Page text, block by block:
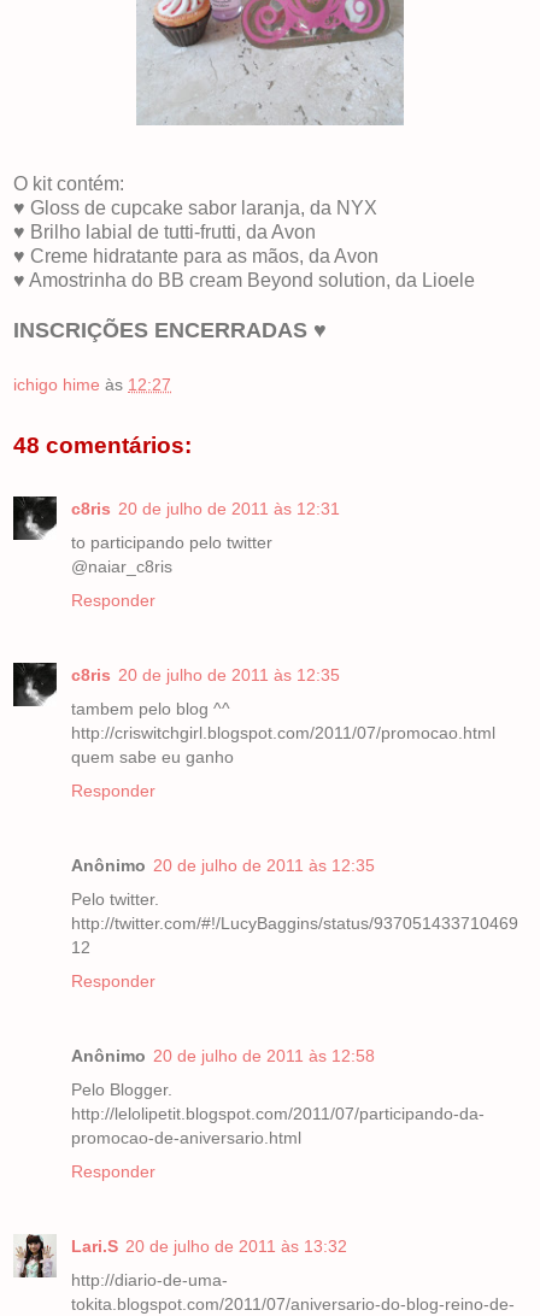
O kit contém:
♥ Gloss de cupcake sabor laranja, da NYX
♥ Brilho labial de tutti-frutti, da Avon
♥ Creme hidratante para as mãos, da Avon
♥ Amostrinha do BB cream Beyond solution, da Lioele
INSCRIÇÕES ENCERRADAS ♥
ichigo hime às 12:27
48 comentários:
c8ris 20 de julho de 2011 às 12:31
to participando pelo twitter
@naiar_c8ris
Responder
c8ris 20 de julho de 2011 às 12:35
tambem pelo blog ^^
http://criswitchgirl.blogspot.com/2011/07/promocao.html
quem sabe eu ganho
Responder
Anônimo 20 de julho de 2011 às 12:35
Pelo twitter.
http://twitter.com/#!/LucyBaggins/status/937051433710469
12
Responder
Anônimo 20 de julho de 2011 às 12:58
Pelo Blogger.
http://lelolipetit.blogspot.com/2011/07/participando-da-
promocao-de-aniversario.html
Responder
Lari.S 20 de julho de 2011 às 13:32
http://diario-de-uma-
tokita.blogspot.com/2011/07/aniversario-do-blog-reino-de-